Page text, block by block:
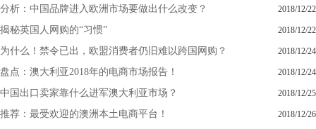
分析：中国品牌进入欧洲市场要做出什么改变？ 2018/12/22
揭秘英国人网购的“习惯” 2018/12/22
为什么！禁令已出，欧盟消费者仍旧难以跨国网购？ 2018/12/24
盘点：澳大利亚2018年的电商市场报告！ 2018/12/24
中国出口卖家靠什么进军澳大利亚市场？ 2018/12/25
推荐：最受欢迎的澳洲本土电商平台！ 2018/12/26